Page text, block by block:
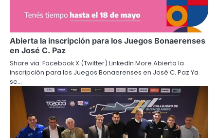
Abierta la inscripción para los Juegos Bonaerenses
en José C. Paz
Share via: Facebook X (Twitter) LinkedIn More Abierta la
inscripción para los Juegos Bonaerenses en José C. Paz Ya
se…